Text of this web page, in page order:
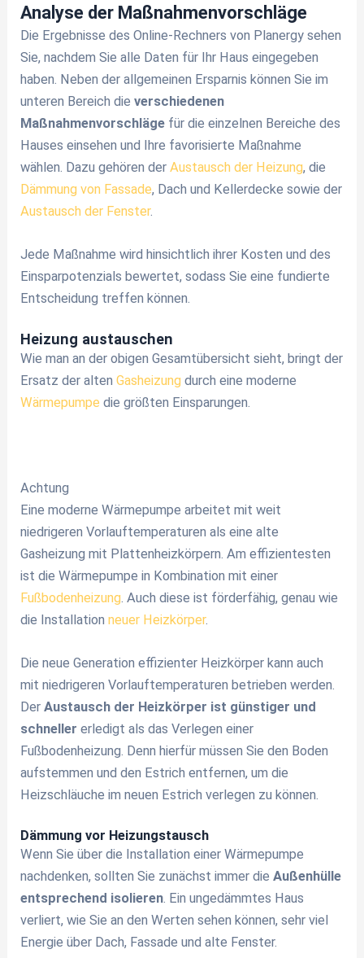
Analyse der Maßnahmenvorschläge
Die Ergebnisse des Online-Rechners von Planergy sehen
Sie, nachdem Sie alle Daten für Ihr Haus eingegeben
haben. Neben der allgemeinen Ersparnis können Sie im
unteren Bereich die verschiedenen
Maßnahmenvorschläge für die einzelnen Bereiche des
Hauses einsehen und Ihre favorisierte Maßnahme
wählen. Dazu gehören derAustausch der Heizung, die
Dämmung von Fassade, Dach und Kellerdecke sowie der
Austausch der Fenster.
Jede Maßnahme wird hinsichtlich ihrer Kosten und des
Einsparpotenzials bewertet, sodass Sie eine fundierte
Entscheidung treffen können.
Heizung austauschen
Wie man an der obigen Gesamtübersicht sieht, bringt der
Ersatz der altenGasheizung durch eine moderne
Wärmepumpe die größten Einsparungen.
Achtung
Eine moderne Wärmepumpe arbeitet mit weit
niedrigeren Vorlauftemperaturen als eine alte
Gasheizung mit Plattenheizkörpern. Am effizientesten
ist die Wärmepumpe in Kombination mit einer
Fußbodenheizung. Auch diese ist förderfähig, genau wie
die Installationneuer Heizkörper.
Die neue Generation effizienter Heizkörper kann auch
mit niedrigeren Vorlauftemperaturen betrieben werden.
DerAustausch der Heizkörper ist günstiger und
schneller erledigt als das Verlegen einer
Fußbodenheizung. Denn hierfür müssen Sie den Boden
aufstemmen und den Estrich entfernen, um die
Heizschläuche im neuen Estrich verlegen zu können.
Dämmung vor Heizungstausch
Wenn Sie über die Installation einer Wärmepumpe
nachdenken, sollten Sie zunächst immer die Außenhülle
entsprechend isolieren . Ein ungedämmtes Haus
verliert, wie Sie an den Werten sehen können, sehr viel
Energie über Dach, Fassade und alte Fenster.